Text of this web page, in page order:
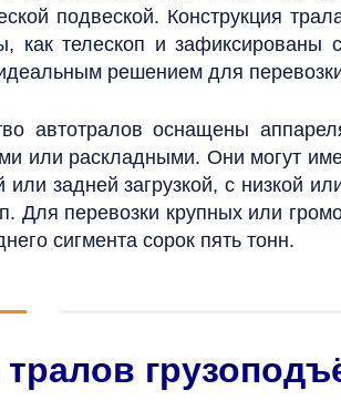
подвеской. Конструкция
как телескоп и
решением для
автотралов оснащены
или раскладными. Они могут
или задней загрузкой, с низкой
Для перевозки крупных или
сигмента сорок пять тонн.